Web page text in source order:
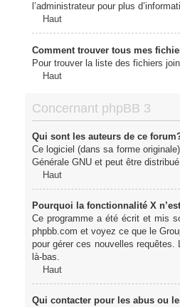
l’administrateur pour plus
Haut
Comment trouver tous mes
Pour trouver la liste des fichiers
Haut
Concernant phpBB 3
Qui sont les auteurs de ce
Ce logiciel (dans sa forme
Générale GNU et peut être
Haut
Pourquoi la fonctionnalité X
Ce programme a été écrit et mis
phpbb.com et voyez ce que le
pour gérer ces nouvelles
là-bas.
Haut
Qui contacter pour les abus ou